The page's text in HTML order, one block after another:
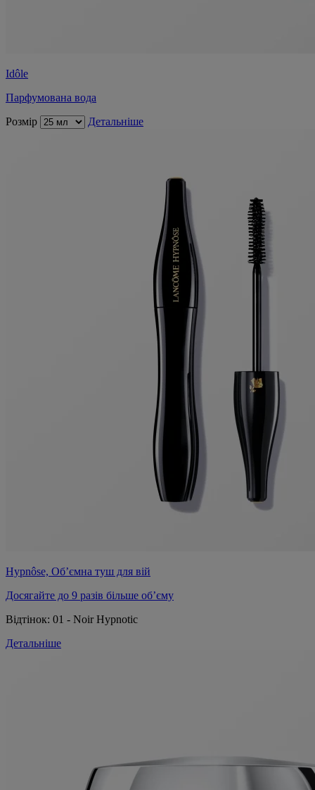
Idôle
Парфумована вода
Розмір
Детальніше
Hypnôse, Об’ємна туш для вій
Досягайте до 9 разів більше об’єму
Відтінок: 01 - Noir Hypnotic
Детальніше